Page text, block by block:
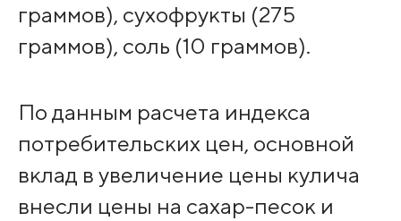
граммов), сухофрукты (275
граммов), соль (10 граммов).
По данным расчета индекса
потребительских цен, основной
вклад в увеличение цены кулича
внесли цены на сахар-песок и